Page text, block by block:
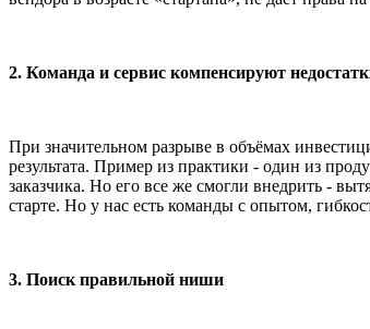
2. Команда и сервис компенсируют
При значительном разрыве в объёмах
результата. Пример из практики - один из
заказчика. Но его все же смогли внедрить -
старте. Но у нас есть команды с опытом,
3. Поиск правильной ниши